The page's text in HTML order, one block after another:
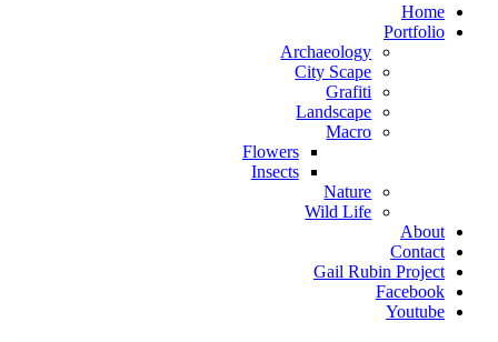
Home
Portfolio
Archaeology
City Scape
Grafiti
Landscape
Macro
Flowers
Insects
Nature
Wild Life
About
Contact
Gail Rubin Project
Facebook
Youtube